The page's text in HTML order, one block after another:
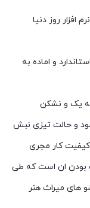
افزار روز دنیا
و اماده به
یک و نشکن
و حالت تیزی نبش
کیفیت کار مجری
ان است که طی
های میراث هنر